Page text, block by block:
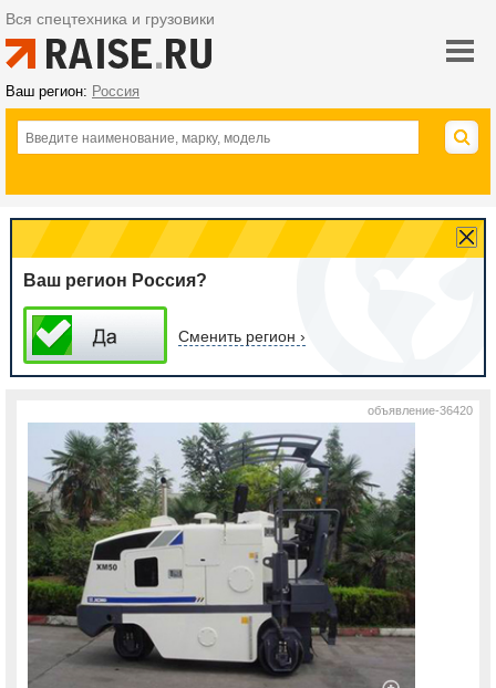
Вся спецтехника и грузовики
Ваш регион: Россия
Ваш регион Россия?
Сменить регион ›
объявление-36420